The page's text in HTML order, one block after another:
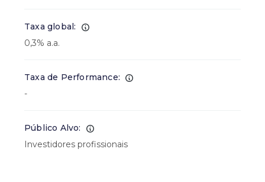
Taxa global:
0,3% a.a.
Taxa de Performance:
-
Público Alvo:
Investidores profissionais